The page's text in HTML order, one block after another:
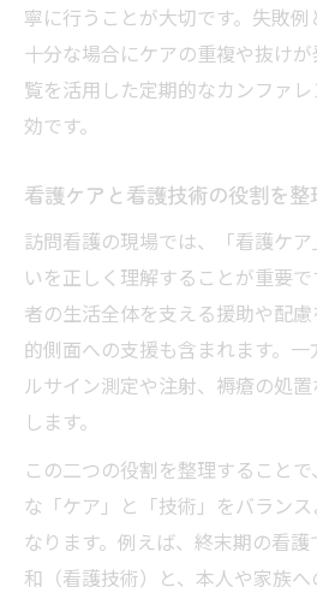
寧に行うことが大切です。失敗
十分な場合にケアの重複や抜け
覧を活用した定期的なカンファ
効です。
看護ケアと看護技術の役割を整
訪問看護の現場では、「看護ケ
いを正しく理解することが重要
者の生活全体を支える援助や配
的側面への支援も含まれます。
ルサイン測定や注射、褥瘡の処
します。
この二つの役割を整理すること
な「ケア」と「技術」をバラン
なります。例えば、終末期の看
和（看護技術）と、本人や家族